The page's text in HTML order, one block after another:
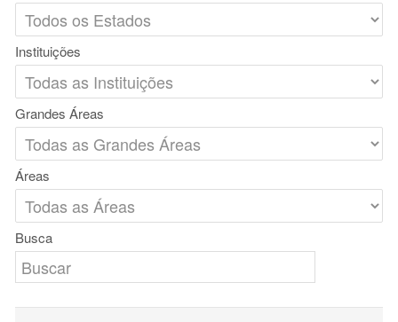
Instituições
Grandes Áreas
Áreas
Busca